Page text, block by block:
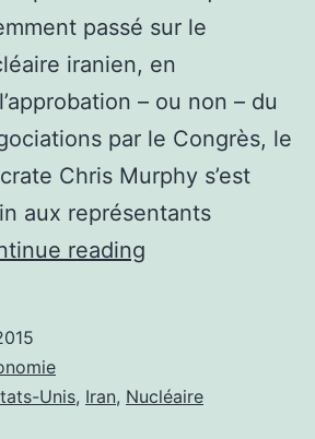
passé sur le
iranien, en
– ou non – du
par le Congrès, le
Chris Murphy s’est
aux représentants
reading
Congrès
Unis, Iran, Nucléaire